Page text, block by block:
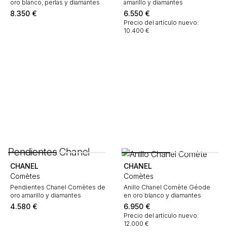
oro blanco, perlas y diamantes
8.350 €
amarillo y diamantes
6.550 €
Precio del artículo nuevo:
10.400 €
CHANEL
Comètes
Pendientes Chanel Comètes de
oro amarillo y diamantes
4.580 €
CHANEL
Comètes
Anillo Chanel Comète Géode
en oro blanco y diamantes
6.950 €
Precio del artículo nuevo:
12.000 €